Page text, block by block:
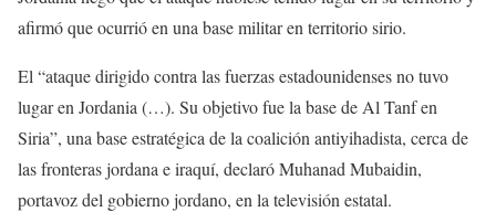
afirmó que ocurrió en una base militar en territorio sirio.
El “ataque dirigido contra las fuerzas estadounidenses no tuvo
lugar en Jordania (…). Su objetivo fue la base de Al Tanf en
Siria”, una base estratégica de la coalición antiyihadista, cerca de
las fronteras jordana e iraquí, declaró Muhanad Mubaidin,
portavoz del gobierno jordano, en la televisión estatal.